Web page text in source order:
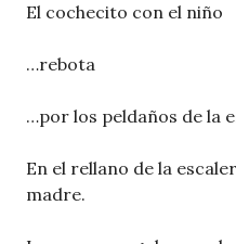
El cochecito con el niño
…rebota
…por los peldaños de la
En el rellano de la
madre.